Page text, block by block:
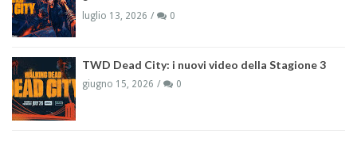
luglio 13, 2026 0
TWD Dead City: i nuovi video della Stagione 3
giugno 15, 2026 0